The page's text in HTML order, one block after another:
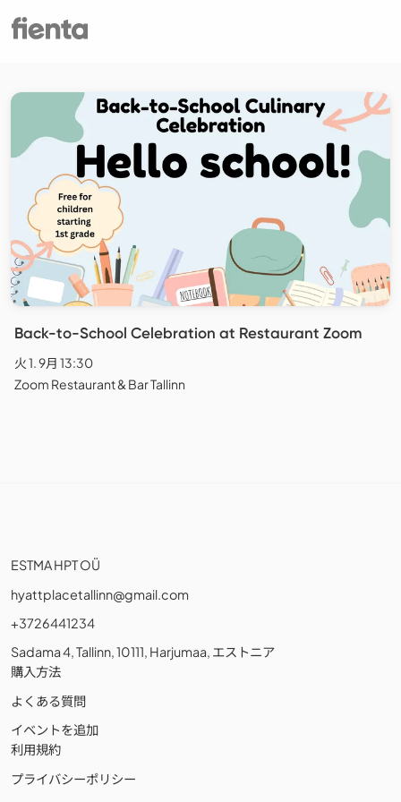
Back-to-School Celebration at Restaurant Zoom
火 1. 9月 13:30
Zoom Restaurant & Bar Tallinn
ESTMA HPT OÜ
hyattplacetallinn@gmail.com
+3726441234
Sadama 4, Tallinn, 10111, Harjumaa, エストニア
購入方法
よくある質問
イベントを追加
利用規約
プライバシーポリシー